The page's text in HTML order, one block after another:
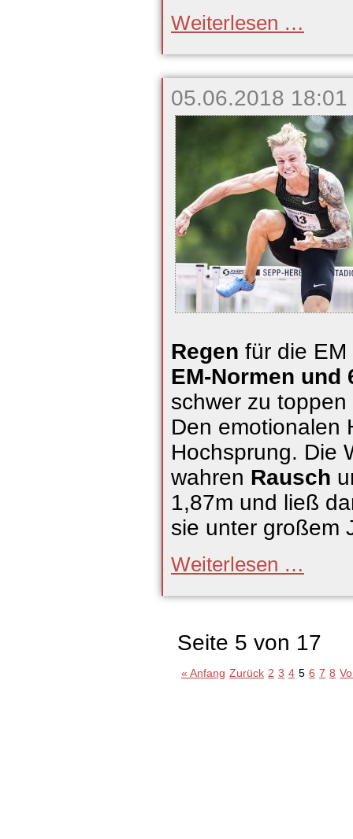
Weiterlesen …Mihambo
Kurpfalz
Gala
05.06.2018 18:01
Regen für die
EM-Normen und
schwer zu toppen
Den emotionalen
Hochsprung. Die
wahren Rausch
1,87m und ließ
sie unter großem
Weiterlesen …bei
Seite 5 von 17
« Anfang Zurück 2 3 4 5 6 7 8